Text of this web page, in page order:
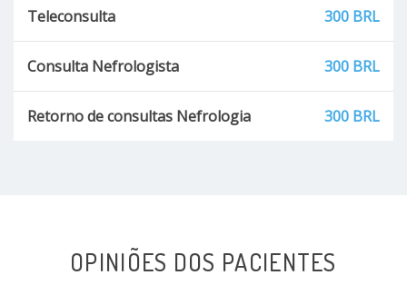
Teleconsulta 300 BRL
Consulta Nefrologista 300 BRL
Retorno de consultas Nefrologia 300 BRL
OPINIÕES DOS PACIENTES